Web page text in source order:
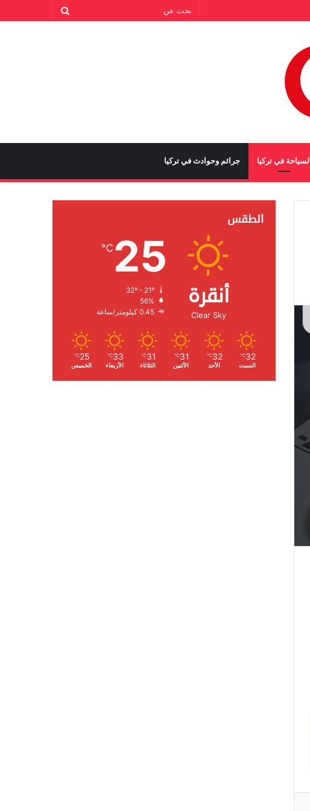
السياحة في تركيا جرائم وحوادث في تركيا
الطقس
أنقرة
Clear Sky
25
℃
الرطوبة:
الرياح:
32
℃
السبت
32
℃
الأحد
31
℃
الأثنين
31
℃
الثلاثاء
33
℃
الأربعاء
25
℃
الخميس